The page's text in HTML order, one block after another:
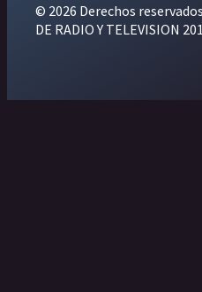
© 2026 Derechos
DE RADIO Y TELEVISION